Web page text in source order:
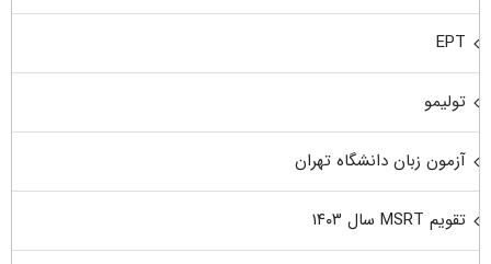
EPT
تولیمو
آزمون زبان دانشگاه تهران
تقویم MSRT سال ۱۴۰۳